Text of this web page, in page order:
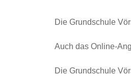
Die Grundschule
Auch das Online-
Die Grundschule